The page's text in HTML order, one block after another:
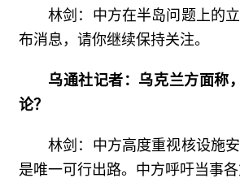
林剑：中方在半岛问题上的
布消息，请你继续保持关注。
乌通社记者：乌克兰方面称
论？
林剑：中方高度重视核设施
是唯一可行出路。中方呼吁当事